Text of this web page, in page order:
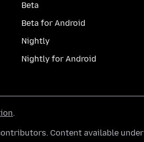
Beta
Beta for Android
Nightly
Nightly for Android
.
Content available under